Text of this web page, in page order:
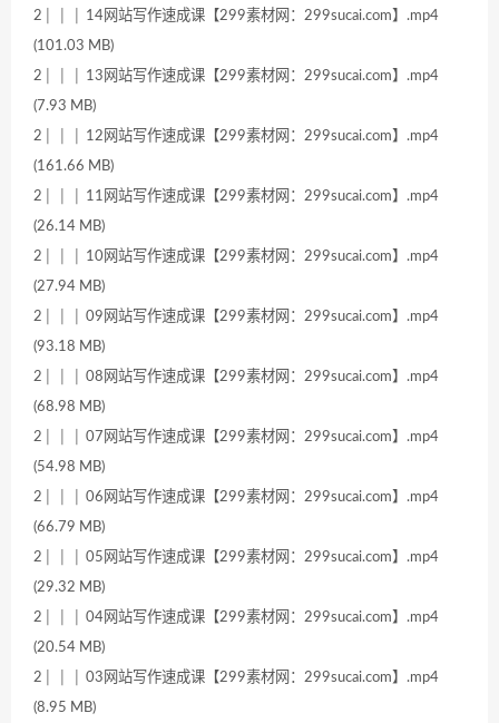
2│ │ │ 14网站写作速成课【299素材网：299sucai.com】.mp4
(101.03 MB)
2│ │ │ 13网站写作速成课【299素材网：299sucai.com】.mp4
(7.93 MB)
2│ │ │ 12网站写作速成课【299素材网：299sucai.com】.mp4
(161.66 MB)
2│ │ │ 11网站写作速成课【299素材网：299sucai.com】.mp4
(26.14 MB)
2│ │ │ 10网站写作速成课【299素材网：299sucai.com】.mp4
(27.94 MB)
2│ │ │ 09网站写作速成课【299素材网：299sucai.com】.mp4
(93.18 MB)
2│ │ │ 08网站写作速成课【299素材网：299sucai.com】.mp4
(68.98 MB)
2│ │ │ 07网站写作速成课【299素材网：299sucai.com】.mp4
(54.98 MB)
2│ │ │ 06网站写作速成课【299素材网：299sucai.com】.mp4
(66.79 MB)
2│ │ │ 05网站写作速成课【299素材网：299sucai.com】.mp4
(29.32 MB)
2│ │ │ 04网站写作速成课【299素材网：299sucai.com】.mp4
(20.54 MB)
2│ │ │ 03网站写作速成课【299素材网：299sucai.com】.mp4
(8.95 MB)